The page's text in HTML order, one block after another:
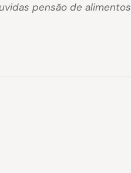
pensão de alimentos